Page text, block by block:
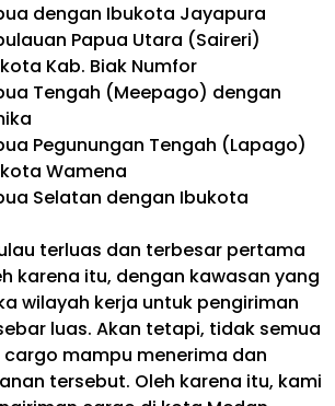
dengan Ibukota Jayapura
Papua Utara (Saireri)
Kab. Biak Numfor
Tengah (Meepago) dengan
Pegunungan Tengah (Lapago)
Wamena
Selatan dengan Ibukota
terluas dan terbesar pertama
karena itu, dengan kawasan yang
wilayah kerja untuk pengiriman
luas. Akan tetapi, tidak semua
mampu menerima dan
tersebut. Oleh karena itu, kami